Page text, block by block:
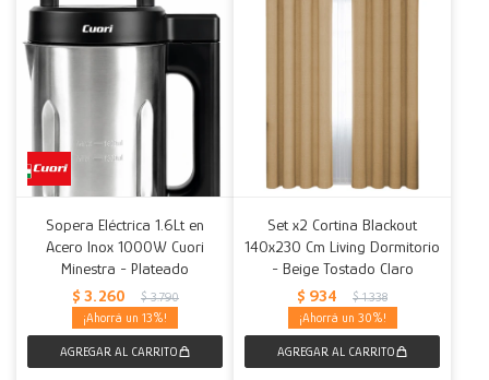
Sopera Eléctrica 1.6Lt en
Acero Inox 1000W Cuori
Minestra - Plateado
$ 3.260 $ 3.790
13
Set x2 Cortina Blackout
140x230 Cm Living Dormitorio
- Beige Tostado Claro
$ 934 $ 1.338
30